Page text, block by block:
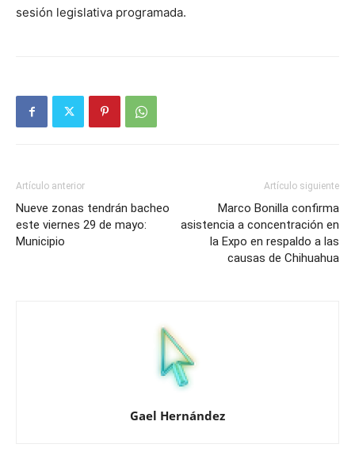
sesión legislativa programada.
Artículo anterior
Nueve zonas tendrán bacheo
este viernes 29 de mayo:
Municipio
Artículo siguiente
Marco Bonilla confirma
asistencia a concentración en
la Expo en respaldo a las
causas de Chihuahua
Gael Hernández